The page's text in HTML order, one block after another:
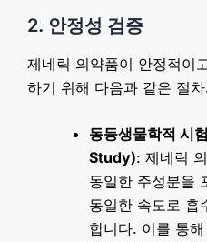
2. 안정성 검증
제네릭 의약품이 안정적이
하기 위해 다음과 같은 절
동등생물학적 시
Study): 제네릭
동일한 주성분을
동일한 속도로 흡
합니다. 이를 통